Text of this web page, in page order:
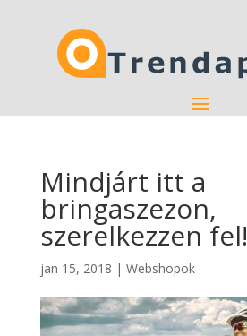
Mindjárt itt a
bringaszezon,
szerelkezzen fel!
jan 15, 2018 | Webshopok